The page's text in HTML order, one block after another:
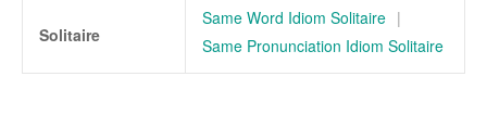
Solitaire
Same Word Idiom Solitaire |
Same Pronunciation Idiom Solitaire